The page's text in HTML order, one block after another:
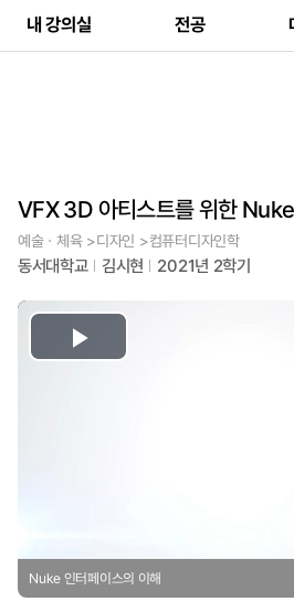
내 강의실 전공
VFX 3D 아티스트를 위한
예술ㆍ체육 >디자인 >컴퓨터디자인학
동서대학교 김시현 2021년 2학기
Play
Nuke 인터페이스의 이해